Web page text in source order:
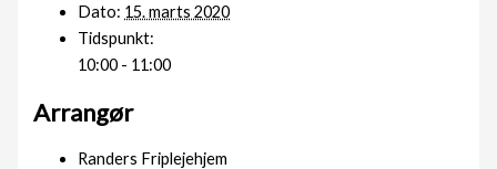
Dato: 15. marts 2020
Tidspunkt:
10:00 - 11:00
Arrangør
Randers Friplejehjem